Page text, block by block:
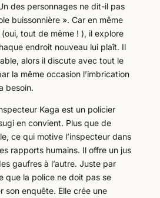
des personnages ne dit-il pas
buissonnière ». Car en même
tout de même ! ), il explore
endroit nouveau lui plaît. Il
alors il discute avec tout le
la même occasion l’imbrication
besoin.
Kaga est un policier
en convient. Plus que de
ce qui motive l’inspecteur dans
rapports humains. Il offre un jus
gaufres à l’autre. Juste par
que la police ne doit pas se
son enquête. Elle crée une